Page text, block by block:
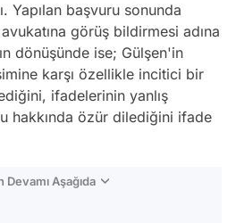
Yapılan başvuru sonunda
görüş bildirmesi adına
dönüşünde ise; Gülşen'in
karşı özellikle incitici bir
ifadelerinin yanlış
hakkında özür dilediğini ifade
Devamı Aşağıda